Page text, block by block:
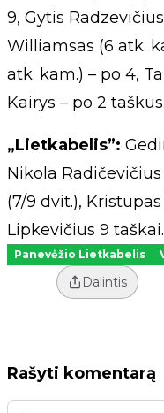
9, Gytis
Williamsas (6 atk.
atk. kam.) – po 4,
Kairys – po 2 taškus.
„Lietkabelis”:
Nikola Radičevičius
(7/9 dvit.),
Lipkevičius 9 taškai.
Panevėžio Lietkabelis
Dalintis
Rašyti komentarą